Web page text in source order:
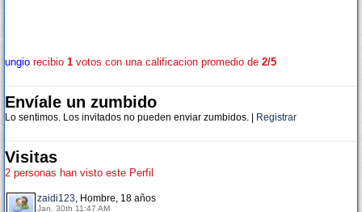
ungio recibio 1 votos con una calificacion promedio de 2/5
Envíale un zumbido
Lo sentimos. Los invitados no pueden enviar zumbidos. | Registrar
Visitas
2 personas han visto este Perfil
zaidi123, Hombre, 18 años
Jan. 30th 11:47 AM